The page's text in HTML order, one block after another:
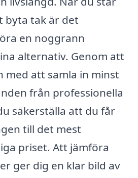
byta tak är det
en noggrann
alternativ. Genom att
med att samla in minst
från professionella
säkerställa att du får
till det mest
priset. Att jämföra
ger dig en klar bild av